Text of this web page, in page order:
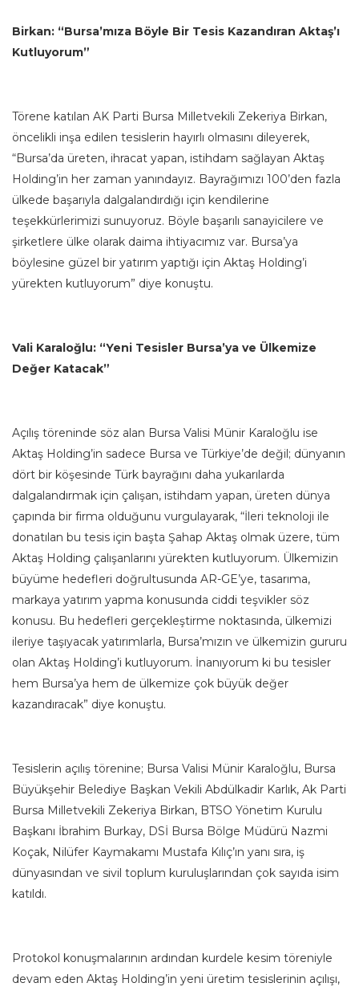
Birkan: “Bursa’mıza Böyle Bir Tesis Kazandıran Aktaş’ı
Kutluyorum”
Törene katılan AK Parti Bursa Milletvekili Zekeriya Birkan,
öncelikli inşa edilen tesislerin hayırlı olmasını dileyerek,
“Bursa’da üreten, ihracat yapan, istihdam sağlayan Aktaş
Holding’in her zaman yanındayız. Bayrağımızı 100’den fazla
ülkede başarıyla dalgalandırdığı için kendilerine
teşekkürlerimizi sunuyoruz. Böyle başarılı sanayicilere ve
şirketlere ülke olarak daima ihtiyacımız var. Bursa’ya
böylesine güzel bir yatırım yaptığı için Aktaş Holding’i
yürekten kutluyorum” diye konuştu.
Vali Karaloğlu: “Yeni Tesisler Bursa’ya ve Ülkemize
Değer Katacak”
Açılış töreninde söz alan Bursa Valisi Münir Karaloğlu ise
Aktaş Holding’in sadece Bursa ve Türkiye’de değil; dünyanın
dört bir köşesinde Türk bayrağını daha yukarılarda
dalgalandırmak için çalışan, istihdam yapan, üreten dünya
çapında bir firma olduğunu vurgulayarak, “İleri teknoloji ile
donatılan bu tesis için başta Şahap Aktaş olmak üzere, tüm
Aktaş Holding çalışanlarını yürekten kutluyorum. Ülkemizin
büyüme hedefleri doğrultusunda AR-GE’ye, tasarıma,
markaya yatırım yapma konusunda ciddi teşvikler söz
konusu. Bu hedefleri gerçekleştirme noktasında, ülkemizi
ileriye taşıyacak yatırımlarla, Bursa’mızın ve ülkemizin gururu
olan Aktaş Holding’i kutluyorum. İnanıyorum ki bu tesisler
hem Bursa’ya hem de ülkemize çok büyük değer
kazandıracak” diye konuştu.
Tesislerin açılış törenine; Bursa Valisi Münir Karaloğlu, Bursa
Büyükşehir Belediye Başkan Vekili Abdülkadir Karlık, Ak Parti
Bursa Milletvekili Zekeriya Birkan, BTSO Yönetim Kurulu
Başkanı İbrahim Burkay, DSİ Bursa Bölge Müdürü Nazmi
Koçak, Nilüfer Kaymakamı Mustafa Kılıç’ın yanı sıra, iş
dünyasından ve sivil toplum kuruluşlarından çok sayıda isim
katıldı.
Protokol konuşmalarının ardından kurdele kesim töreniyle
devam eden Aktaş Holding’in yeni üretim tesislerinin açılışı,